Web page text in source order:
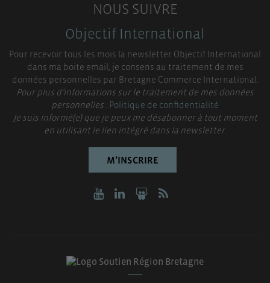
NOUS SUIVRE
Objectif International
Pour recevoir tous les mois la newsletter Objectif International
dans ma boite email, je consens au traitement de mes
données personnelles par Bretagne Commerce International.
Pour plus d’informations sur le traitement de mes données
personnelles :Politique de confidentialité
Je suis informé(e) que je peux me désabonner à tout moment
en utilisant le lien intégré dans la newsletter.
M’INSCRIRE